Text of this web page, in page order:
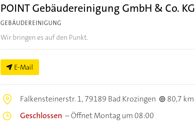
POINT Gebäudereinigung GmbH & Co. KG
GEBÄUDEREINIGUNG
Wir bringen es auf den Punkt.
E-Mail
Falkensteinerstr. 1,79189 Bad Krozingen
80,7 km
Geschlossen –Öffnet Montag um 08:00